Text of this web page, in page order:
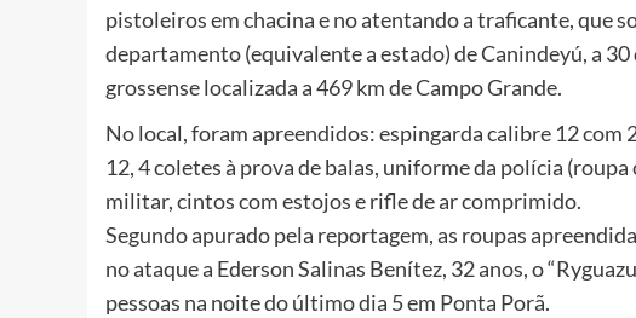
pistoleiros em chacina e no atentando a traficante, que
departamento (equivalente a estado) de Canindeyú, a
grossense localizada a 469 km de Campo Grande.
No local, foram apreendidos: espingarda calibre 12
12, 4 coletes à prova de balas, uniforme da polícia
militar, cintos com estojos e rifle de ar comprimido.
Segundo apurado pela reportagem, as roupas
no ataque a Ederson Salinas Benítez, 32 anos, o
pessoas na noite do último dia 5 em Ponta Porã.